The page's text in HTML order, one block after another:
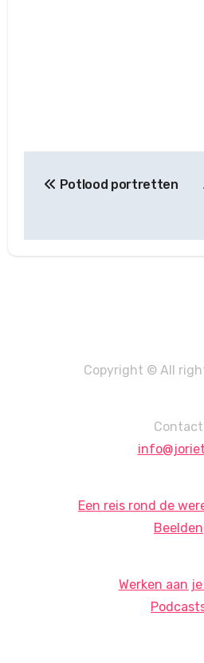
navigation
Potlood portretten
Copyright © All
Contact
Een reis rond de
Beelden
Werken aan